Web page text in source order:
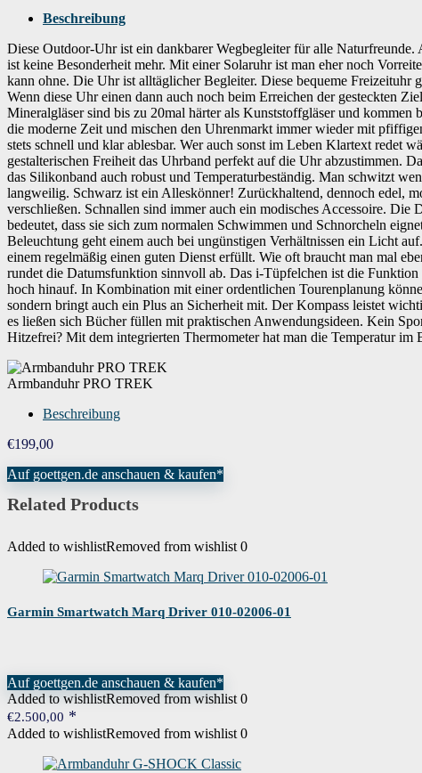
Beschreibung
Diese Outdoor-Uhr ist ein dankbarer Wegbegleiter für alle Naturfreunde.
ist keine Besonderheit mehr. Mit einer Solaruhr ist man eher noch
kann ohne. Die Uhr ist alltäglicher Begleiter. Diese bequeme
Wenn diese Uhr einen dann auch noch beim Erreichen der gesteckten
Mineralgläser sind bis zu 20mal härter als Kunststoffgläser und
die moderne Zeit und mischen den Uhrenmarkt immer wieder mit
stets schnell und klar ablesbar. Wer auch sonst im Leben Klartext redet
gestalterischen Freiheit das Uhrband perfekt auf die Uhr abzustimmen.
das Silikonband auch robust und Temperaturbeständig. Man schwitzt
langweilig. Schwarz ist ein Alleskönner! Zurückhaltend, dennoch edel,
verschließen. Schnallen sind immer auch ein modisches Accessoire.
bedeutet, dass sie sich zum normalen Schwimmen und Schnorcheln
Beleuchtung geht einem auch bei ungünstigen Verhältnissen ein Licht
einem regelmäßig einen guten Dienst erfüllt. Wie oft braucht man mal
rundet die Datumsfunktion sinnvoll ab. Das i-Tüpfelchen ist die
hoch hinauf. In Kombination mit einer ordentlichen Tourenplanung
sondern bringt auch ein Plus an Sicherheit mit. Der Kompass leistet
es ließen sich Bücher füllen mit praktischen Anwendungsideen. Kein
Hitzefrei? Mit dem integrierten Thermometer hat man die Temperatur
Armbanduhr PRO TREK
Beschreibung
€199,00
Auf goettgen.de anschauen & kaufen*
Related Products
Added to wishlistRemoved from wishlist 0
Garmin Smartwatch Marq Driver 010-02006-01
Auf goettgen.de anschauen & kaufen*
Added to wishlistRemoved from wishlist 0
€2.500,00
Added to wishlistRemoved from wishlist 0